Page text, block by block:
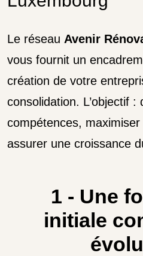
Le réseau Avenir
vous fournit un
création de votre
consolidation. L’objectif :
compétences,
assurer une croissance
1 - Une
initiale